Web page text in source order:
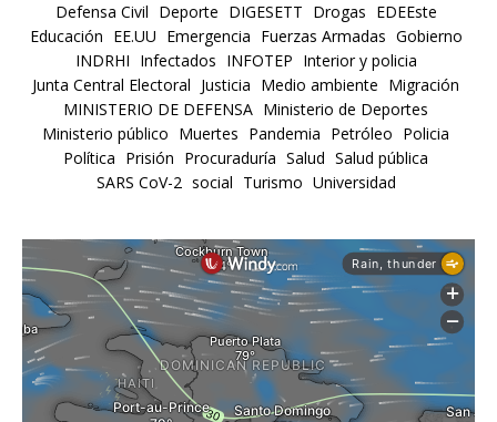
Defensa Civil Deporte DIGESETT Drogas EDEEste
Educación EE.UU Emergencia Fuerzas Armadas Gobierno
INDRHI Infectados INFOTEP Interior y policia
Junta Central Electoral Justicia Medio ambiente Migración
MINISTERIO DE DEFENSA Ministerio de Deportes
Ministerio público Muertes Pandemia Petróleo Policia
Política Prisión Procuraduría Salud Salud pública
SARS CoV-2 social Turismo Universidad